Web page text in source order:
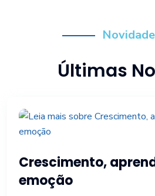
Últimas
Crescimento,
emoção